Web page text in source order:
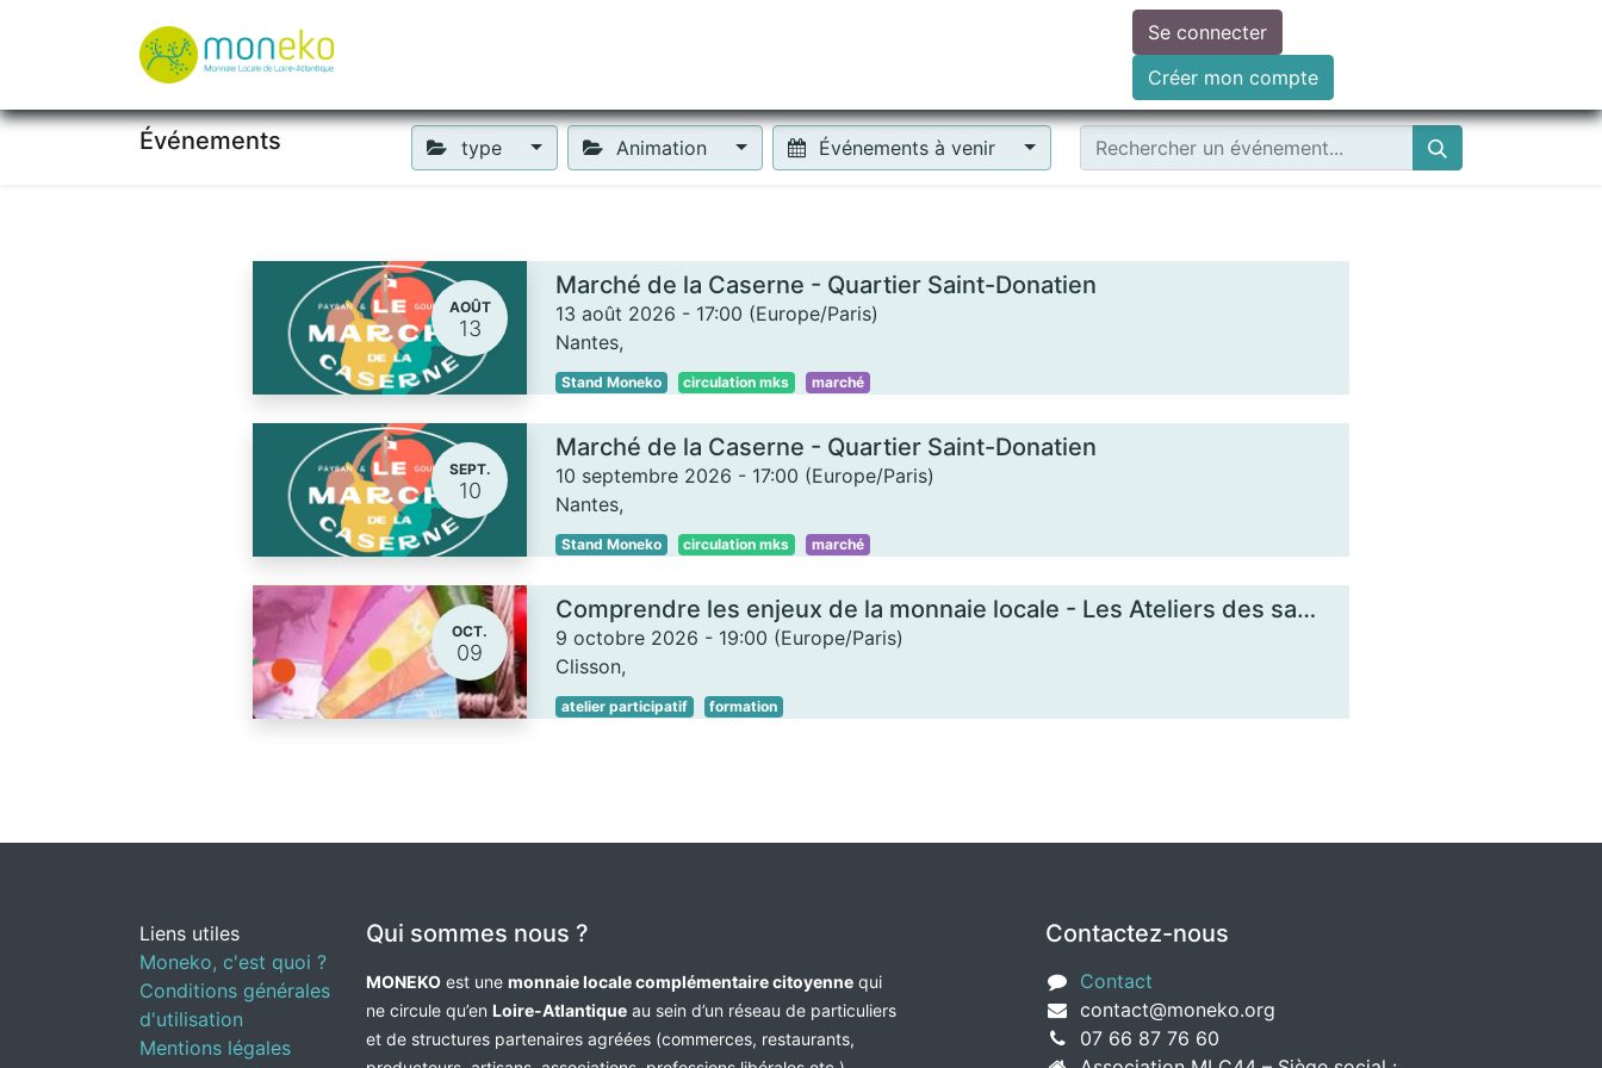
Faire un don
Se connecter
Créer mon compte
Événements type Animation Événements à venir
AOÛT
13
Marché de la Caserne - Quartier Saint-Donatien
13 août 2026 - 17:00 (Europe/Paris)
Nantes,
Stand Moneko circulation mks marché
SEPT.
10
Marché de la Caserne - Quartier Saint-Donatien
10 septembre 2026 - 17:00 (Europe/Paris)
Nantes,
Stand Moneko circulation mks marché
OCT.
09
Comprendre les enjeux de la monnaie locale - Les Ateliers des savoirs
9 octobre 2026 - 19:00 (Europe/Paris)
Clisson,
atelier participatif formation
Liens utiles
Moneko, c'est quoi ?
Conditions générales
d'utilisation
Mentions légales
Qui sommes nous ?
MONEKO est une monnaie locale complémentaire citoyenne qui
ne circule qu’en Loire-Atlantique au sein d’un réseau de particuliers
et de structures partenaires agréées (commerces, restaurants,
Contactez-nous
Contact
contact@moneko.org
07 66 87 76 60